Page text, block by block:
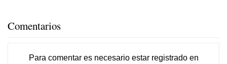
Comentarios
Para comentar es necesario estar registradoen